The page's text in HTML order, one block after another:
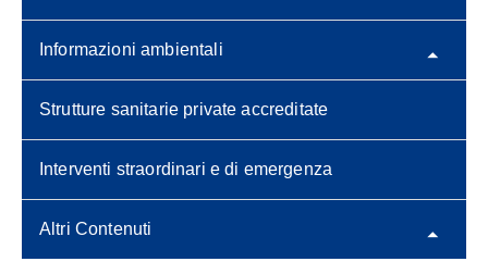
Informazioni ambientali
Strutture sanitarie private accreditate
Interventi straordinari e di emergenza
Altri Contenuti